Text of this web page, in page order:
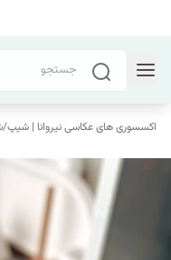
اکسسوری های عکاسی نیروانا | شیپ/